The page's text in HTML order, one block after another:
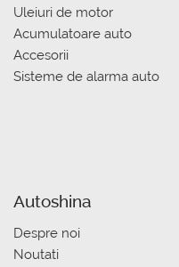
Uleiuri de motor
Acumulatoare auto
Accesorii
Sisteme de alarma auto
Autoshina
Despre noi
Noutati